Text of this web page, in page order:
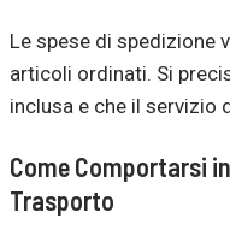
Le spese di spedizione
articoli ordinati. Si
inclusa e che il servizio
Come Comportarsi
Trasporto